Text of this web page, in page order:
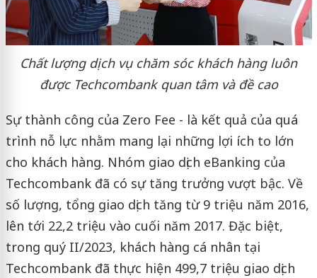
Chất lượng dịch vụ chăm sóc khách hàng luôn
được Techcombank quan tâm và đề cao
Sự thành công của Zero Fee - là kết quả của quá
trình nỗ lực nhằm mang lại những lợi ích to lớn
cho khách hàng. Nhóm giao dịch eBanking của
Techcombank đã có sự tăng trưởng vượt bậc. Về
số lượng, tổng giao dịch tăng từ 9 triệu năm 2016,
lên tới 22,2 triệu vào cuối năm 2017. Đặc biệt,
trong quý II/2023, khách hàng cá nhân tại
Techcombank đã thực hiện 499,7 triệu giao dịch